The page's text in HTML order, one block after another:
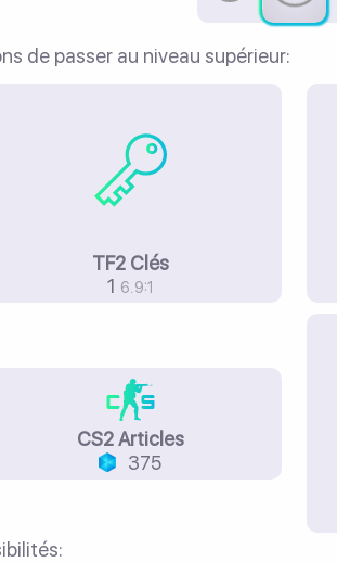
de passer au niveau supérieur:
TF2 Clés
1 6.9:1
CS2 Articles
375